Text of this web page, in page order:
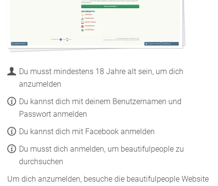
Du musst mindestens 18 Jahre alt sein, um dich
anzumelden
Du kannst dich mit deinem Benutzernamen und
Passwort anmelden
Du kannst dich mit Facebook anmelden
Du musst dich anmelden, um beautifulpeople zu
durchsuchen
Um dich anzumelden, besuche die beautifulpeople Website